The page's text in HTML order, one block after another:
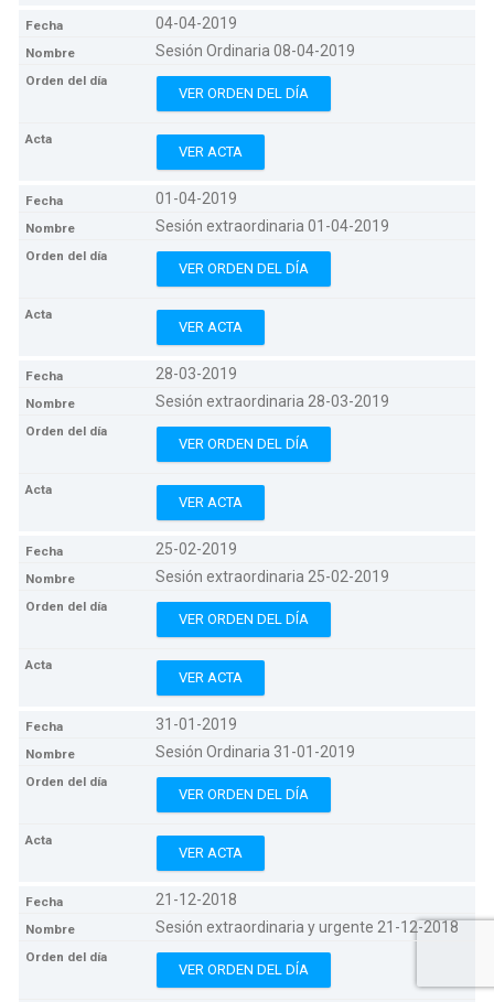
04-04-2019
Sesión Ordinaria 08-04-2019
VER ORDEN DEL DÍA
VER ACTA
01-04-2019
Sesión extraordinaria 01-04-2019
VER ORDEN DEL DÍA
VER ACTA
28-03-2019
Sesión extraordinaria 28-03-2019
VER ORDEN DEL DÍA
VER ACTA
25-02-2019
Sesión extraordinaria 25-02-2019
VER ORDEN DEL DÍA
VER ACTA
31-01-2019
Sesión Ordinaria 31-01-2019
VER ORDEN DEL DÍA
VER ACTA
21-12-2018
Sesión extraordinaria y urgente 21-12-2018
VER ORDEN DEL DÍA